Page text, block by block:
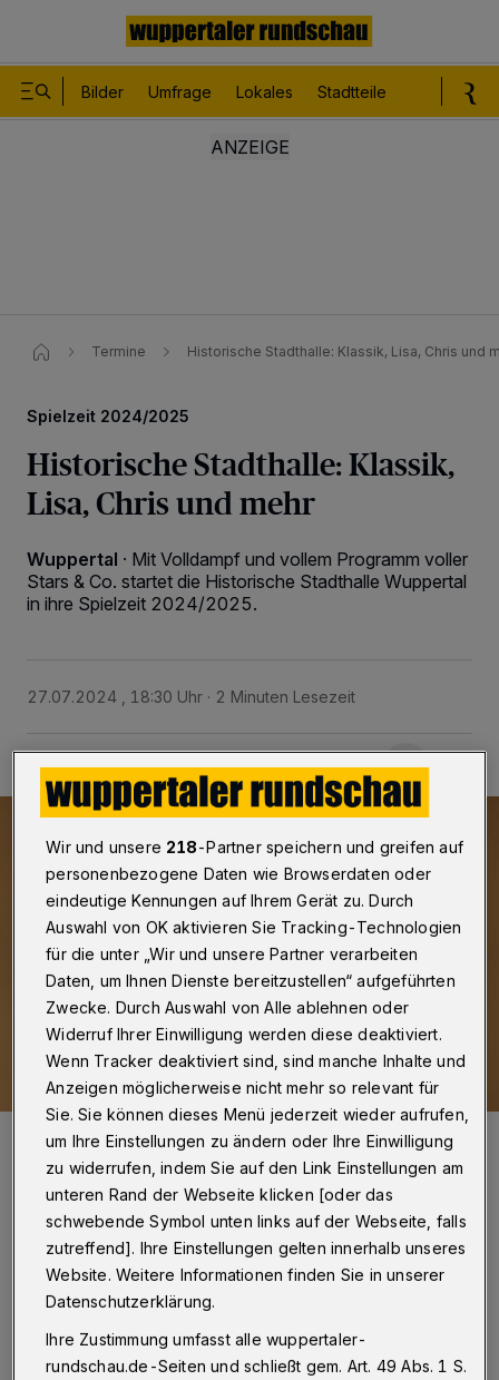
Bilder Umfrage Lokales Stadtteile
Termine Historische Stadthalle: Klassik, Lisa, Chris und
Spielzeit 2024/2025
Historische Stadthalle: Klassik,
Lisa, Chris und mehr
Wuppertal · Mit Volldampf und vollem Programm voller
Stars & Co. startet die Historische Stadthalle Wuppertal
in ihre Spielzeit 2024/2025.
27.07.2024 , 18:30 Uhr 2 Minuten Lesezeit
Die bekannte und scharfzüngige österreichische Kabarettistin Lisa
Eckhart kommt am 11. Januar 2025 in die Stadthalle.
Foto: Enrico Meyer
Von Stefan Seitz
Wir und unsere 218-Partner speichern und greifen auf
personenbezogene Daten wie Browserdaten oder
eindeutige Kennungen auf Ihrem Gerät zu. Durch
Auswahl von OK aktivieren Sie Tracking-Technologien
für die unter „Wir und unsere Partner verarbeiten
Daten, um Ihnen Dienste bereitzustellen“ aufgeführten
Zwecke. Durch Auswahl von Alle ablehnen oder
Widerruf Ihrer Einwilligung werden diese deaktiviert.
Wenn Tracker deaktiviert sind, sind manche Inhalte und
Anzeigen möglicherweise nicht mehr so relevant für
Sie. Sie können dieses Menü jederzeit wieder aufrufen,
um Ihre Einstellungen zu ändern oder Ihre Einwilligung
zu widerrufen, indem Sie auf den Link Einstellungen am
unteren Rand der Webseite klicken [oder das
schwebende Symbol unten links auf der Webseite, falls
zutreffend]. Ihre Einstellungen gelten innerhalb unseres
Website. Weitere Informationen finden Sie in unserer
Datenschutzerklärung.
Ihre Zustimmung umfasst alle wuppertaler-
rundschau.de-Seiten und schließt gem. Art. 49 Abs. 1 S.